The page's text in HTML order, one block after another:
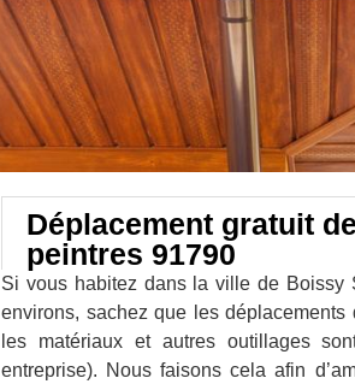
Déplacement gratuit
peintres 91790
Si vous habitez dans la ville de Boissy
environs, sachez que les
les matériaux et autres outillages
entreprise). Nous faisons cela afin